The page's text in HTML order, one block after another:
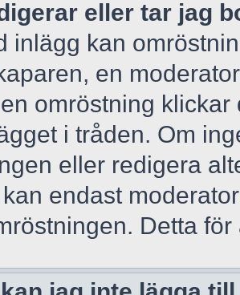
eller tar jag
inlägg kan
en
omröstning
i tråden. Om
eller redigera
endast
Detta